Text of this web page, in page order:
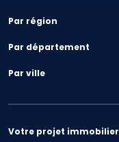
Par région
Par département
Par ville
Votre projet immobilier